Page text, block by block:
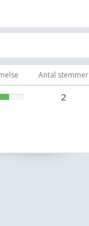
Antal stemmer
2